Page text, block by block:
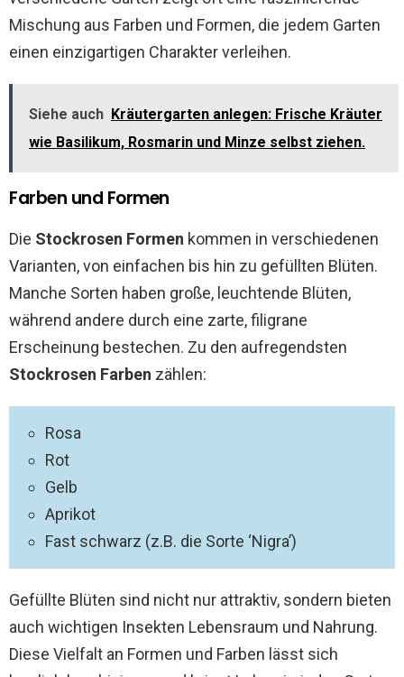
Mischung aus Farben und Formen, die jedem Garten
einen einzigartigen Charakter verleihen.
Siehe auch Kräutergarten anlegen: Frische Kräuter
wie Basilikum, Rosmarin und Minze selbst ziehen.
Farben und Formen
Die Stockrosen Formen kommen in verschiedenen
Varianten, von einfachen bis hin zu gefüllten Blüten.
Manche Sorten haben große, leuchtende Blüten,
während andere durch eine zarte, filigrane
Erscheinung bestechen. Zu den aufregendsten
Stockrosen Farben zählen:
Rosa
Rot
Gelb
Aprikot
Fast schwarz (z.B. die Sorte ‘Nigra’)
Gefüllte Blüten sind nicht nur attraktiv, sondern bieten
auch wichtigen Insekten Lebensraum und Nahrung.
Diese Vielfalt an Formen und Farben lässt sich